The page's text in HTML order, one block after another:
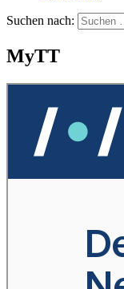
Suchen nach:
MyTT